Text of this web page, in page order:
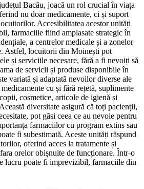
Bacău, joacă un rol crucial în viața
nu doar medicamente, ci și suport
Accesibilitatea acestor unități
farmaciile fiind amplasate strategic în
a centrelor medicale și a zonelor
Astfel, locuitorii din Moinești pot
și serviciile necesare, fără a fi nevoiți să
de servicii și produse disponibile în
variată și adaptată nevoilor diverse ale
cu și fără rețetă, suplimente
cosmetice, articole de igienă și
diversitate asigură că toți pacienții,
pot găsi ceea ce au nevoie pentru
farmaciilor cu program extins sau
fi subestimată. Aceste unități răspund
oferind acces la tratamente și
orelor obișnuite de funcționare. Într-o
lucru poate fi imprevizibil, farmaciile din